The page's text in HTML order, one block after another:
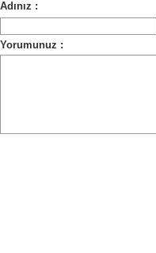
Adınız :
Yorumunuz :